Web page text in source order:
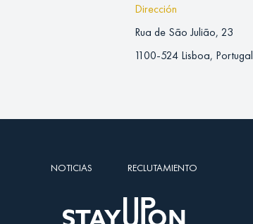
Dirección
Rua de São Julião, 23
1100-524 Lisboa, Portugal
NOTICIAS RECLUTAMIENTO